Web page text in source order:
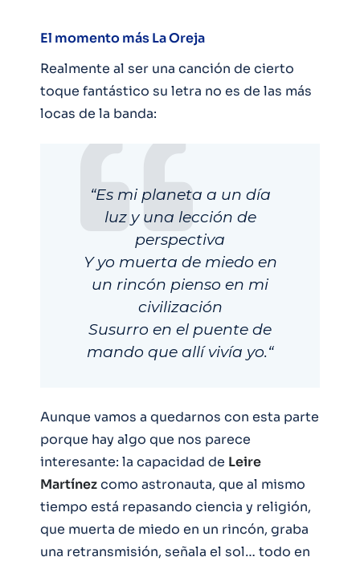
El momento más La Oreja
Realmente al ser una canción de cierto
toque fantástico su letra no es de las más
locas de la banda:
“Es mi planeta a un día
luz y una lección de
perspectiva
Y yo muerta de miedo en
un rincón pienso en mi
civilización
Susurro en el puente de
mando que allí vivía yo.“
Aunque vamos a quedarnos con esta parte
porque hay algo que nos parece
interesante: la capacidad de Leire
Martínezcomo astronauta, que al mismo
tiempo está repasando ciencia y religión,
que muerta de miedo en un rincón, graba
una retransmisión, señala el sol… todo en